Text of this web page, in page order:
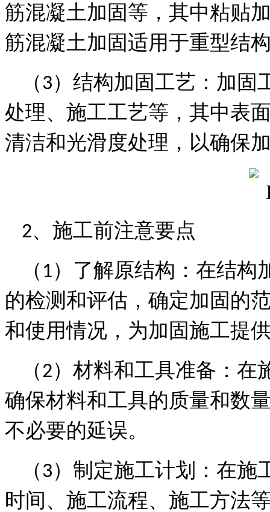
筋混凝土加固等，其中粘贴
筋混凝土加固适用于重型结
（3）结构加固工艺：加固
处理、施工工艺等，其中表
清洁和光滑度处理，以确保
2、 施工前注意要点
（ 1）了解原结构：在结构
的检测和评估，确定加固的
和使用情况，为加固施工提
（2）材料和工具准备：在
确保材料和工具的质量和数
不必要的延误。
（3）制定施工计划：在施
时间、施工流程、施工方法